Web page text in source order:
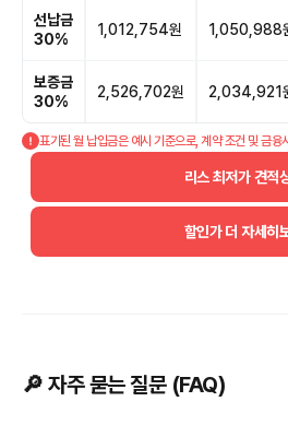
선납금
30%
1,012,754원 1,050,988
보증금
30%
2,526,702원 2,034,921
표기된 월 납입금은 예시 기준으로, 계약 조건 및 금융
리스 최저가 견적
할인가 더 자세히
🔎 자주 묻는 질문 (FAQ)